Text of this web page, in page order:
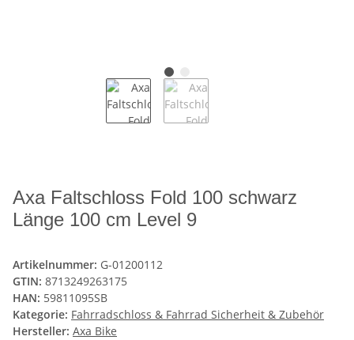
Axa Faltschloss Fold 100 schwarz
Länge 100 cm Level 9
Artikelnummer: G-01200112
GTIN: 8713249263175
HAN: 59811095SB
Kategorie: Fahrradschloss & Fahrrad Sicherheit & Zubehör
Hersteller: Axa Bike